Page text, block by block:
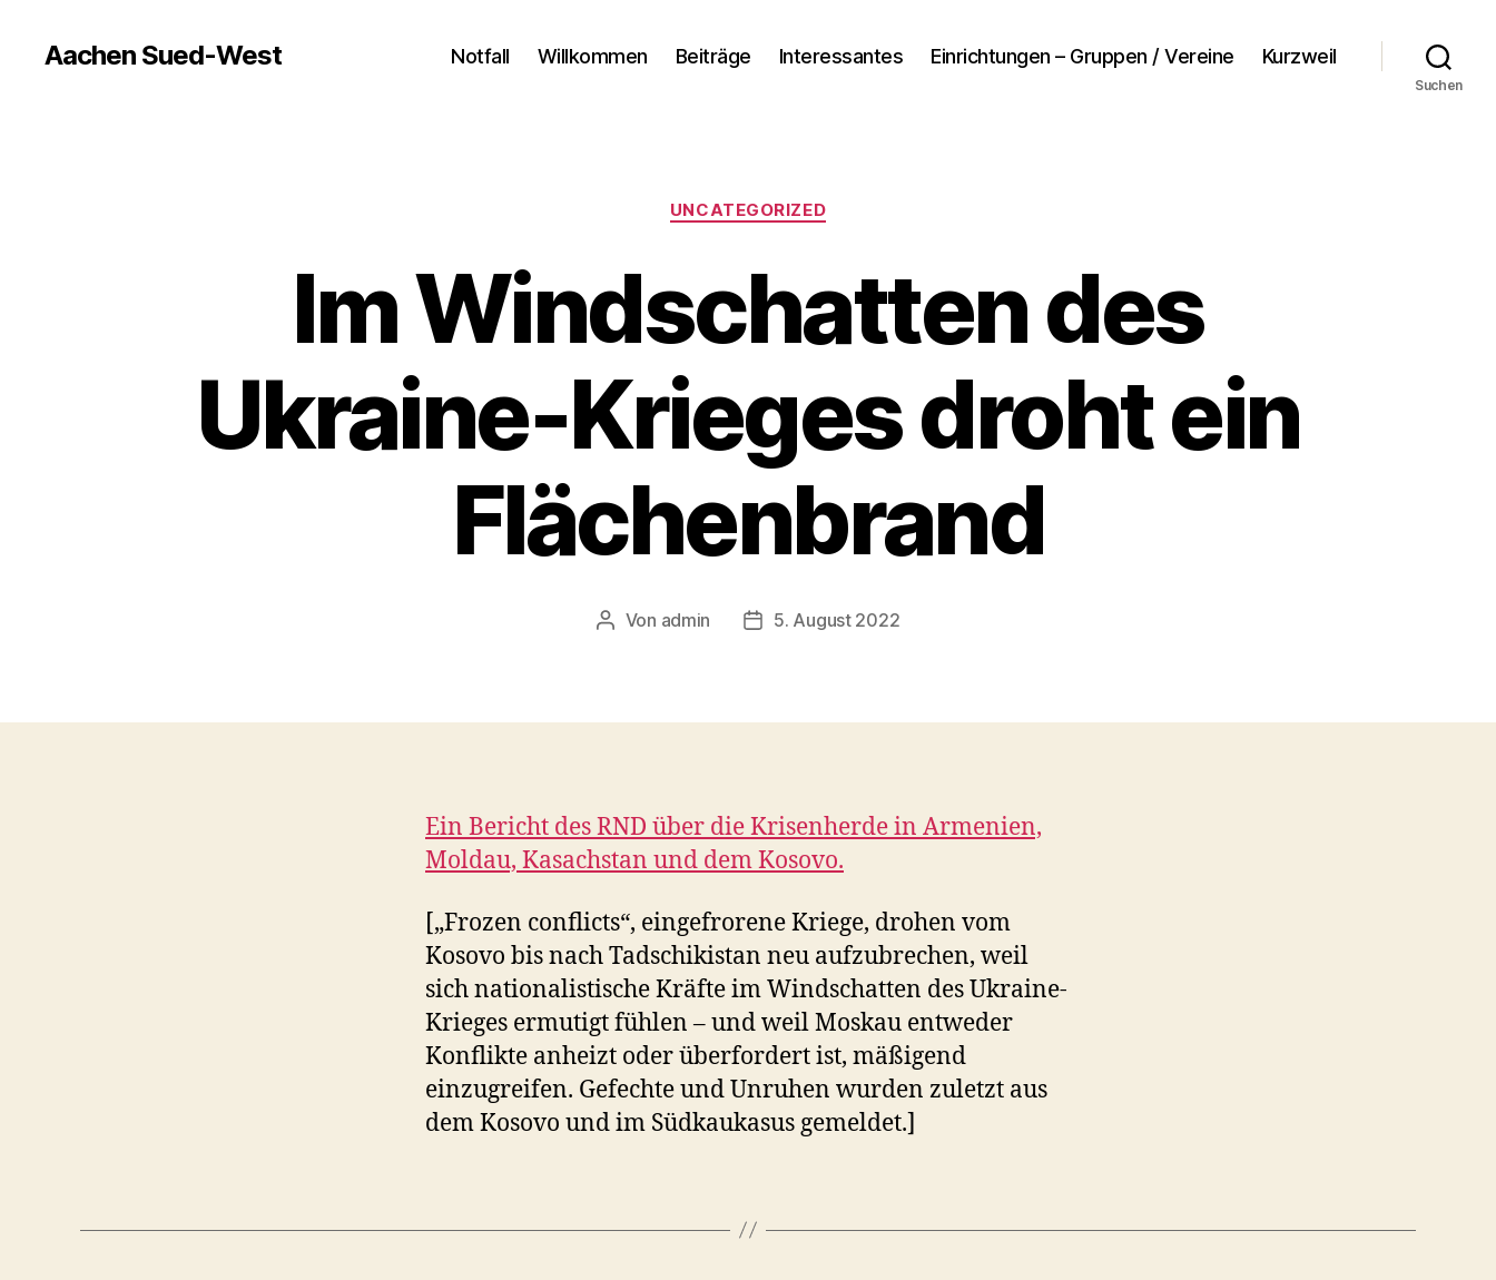
Aachen Sued-West Notfall Willkommen Beiträge Interessantes Einrichtungen – Gruppen / Vereine Kurzweil
Suchen
Kategorien
UNCATEGORIZED
Im Windschatten des
Ukraine-Krieges droht ein
Flächenbrand
Beitragsautor
Von admin Veröffentlichungsdatum
5. August 2022
Ein Bericht des RND über die Krisenherde in Armenien,
Moldau, Kasachstan und dem Kosovo.
[„Frozen conflicts“, eingefrorene Kriege, drohen vom
Kosovo bis nach Tadschikistan neu aufzubrechen, weil
sich nationalistische Kräfte im Windschatten des Ukraine-
Krieges ermutigt fühlen – und weil Moskau entweder
Konflikte anheizt oder überfordert ist, mäßigend
einzugreifen. Gefechte und Unruhen wurden zuletzt aus
dem Kosovo und im Südkaukasus gemeldet.]